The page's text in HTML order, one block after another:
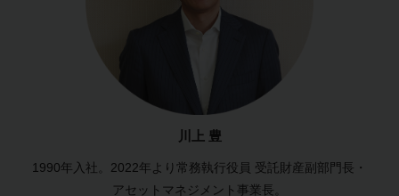
川上 豊
1990年入社。2022年より常務執行役員 受託財産副部門長・
アセットマネジメント事業長。